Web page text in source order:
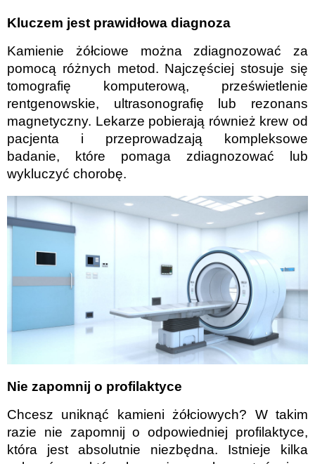
Kluczem jest prawidłowa diagnoza
Kamienie żółciowe można zdiagnozować za
pomocą różnych metod. Najczęściej stosuje się
tomografię komputerową, prześwietlenie
rentgenowskie, ultrasonografię lub rezonans
magnetyczny. Lekarze pobierają również krew od
pacjenta i przeprowadzają kompleksowe
badanie, które pomaga zdiagnozować lub
wykluczyć chorobę.
Nie zapomnij o profilaktyce
Chcesz uniknąć kamieni żółciowych? W takim
razie nie zapomnij o odpowiedniej profilaktyce,
która jest absolutnie niezbędna. Istnieje kilka